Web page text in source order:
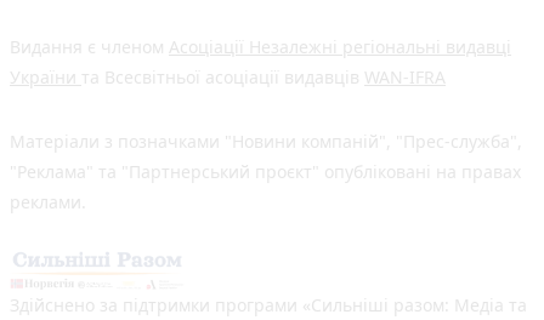
Видання є членом Асоціації Незалежні регіональні видавці
України та Всесвітньої асоціації видавців WAN-IFRA
Матеріали з позначками "Новини компаній", "Прес-служба",
"Реклама" та "Партнерський проєкт" опубліковані на правах
реклами.
Здійснено за підтримки програми «Сильніші разом: Медіа та